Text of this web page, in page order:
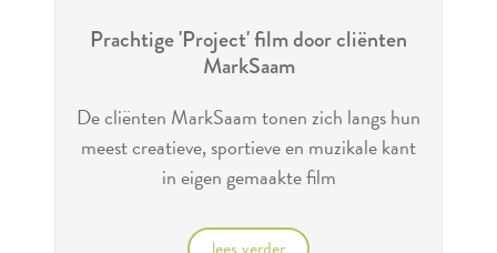
Prachtige 'Project' film door cliënten
MarkSaam
De cliënten MarkSaam tonen zich langs hun
meest creatieve, sportieve en muzikale kant
in eigen gemaakte film